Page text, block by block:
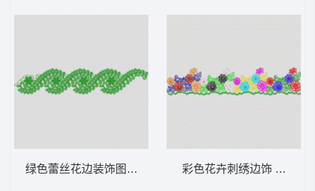
绿色蕾丝花边装饰图案 水溶 彩色花卉刺绣边饰 水溶